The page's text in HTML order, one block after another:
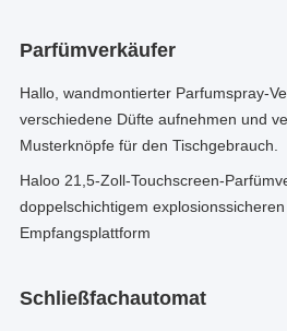
Parfümverkäufer
Hallo, wandmontierter Parfumspray-
verschiedene Düfte aufnehmen und
Musterknöpfe für den Tischgebrauch.
Haloo 21,5-Zoll-Touchscreen-
doppelschichtigem
Empfangsplattform
Schließfachautomat